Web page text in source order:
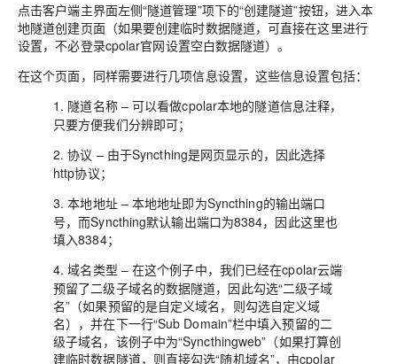
点击客户端主界面左侧“隧道管理”项下的“创建隧道”按钮，进入本
地隧道创建页面（如果要创建临时数据隧道，可直接在这里进行
设置，不必登录cpolar官网设置空白数据隧道）。
在这个页面，同样需要进行几项信息设置，这些信息设置包括：
1. 隧道名称– 可以看做cpolar本地的隧道信息注释，
只要方便我们分辨即可；
2.协议 – 由于Syncthing是网页显示的，因此选择
http协议；
3.本地地址– 本地地址即为Syncthing的输出端口
号，而Syncthing默认输出端口为8384，因此这里也
填入8384；
4.域名类型 – 在这个例子中，我们已经在cpolar云端
预留了二级子域名的数据隧道，因此勾选“二级子域
名”（如果预留的是自定义域名，则勾选自定义域
名），并在下一行“Sub Domain”栏中填入预留的二
级子域名，该例子中为“Syncthingweb”（如果打算创
建临时数据隧道，则直接勾选“随机域名”，由cpolar